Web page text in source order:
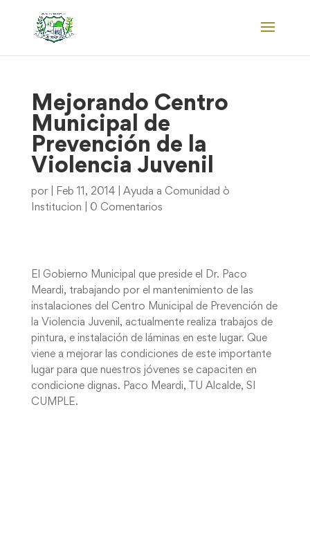
Mejorando Centro
Municipal de
Prevención de la
Violencia Juvenil
por Feb 11, 2014| Ayuda a Comunidad ò
Institucion
0 Comentarios
El Gobierno Municipal que preside el Dr. Paco
Meardi, trabajando por el mantenimiento de las
instalaciones del Centro Municipal de Prevención de
la Violencia Juvenil, actualmente realiza trabajos de
pintura, e instalación de láminas en este lugar. Que
viene a mejorar las condiciones de este importante
lugar para que nuestros jóvenes se capaciten en
condicione dignas. Paco Meardi, TU Alcalde, SI
CUMPLE.